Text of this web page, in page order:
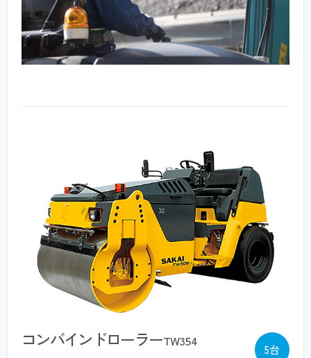
コンバインドローラーTW354
5台